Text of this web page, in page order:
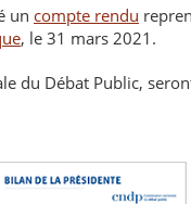
un compte rendu
, le 31 mars 2021.
du Débat Public,